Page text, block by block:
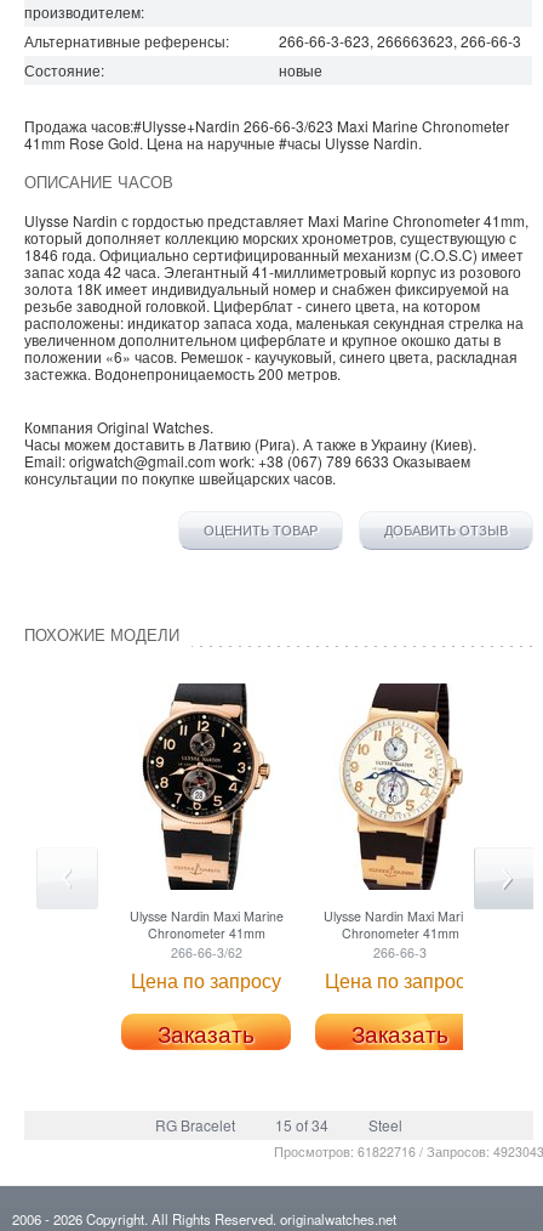
производителем:
Альтернативные референсы:
266-66-3-623, 266663623, 266-66-3
Состояние:
новые
Продажа часов:#Ulysse+Nardin 266-66-3/623 Maxi Marine Chronometer
41mm Rose Gold. Цена на наручные #часы Ulysse Nardin.
ОПИСАНИЕ ЧАСОВ
Ulysse Nardin с гордостью представляет Maxi Marine Chronometer 41mm,
который дополняет коллекцию морских хронометров, существующую с
1846 года. Официально сертифицированный механизм (C.O.S.C) имеет
запас хода 42 часа. Элегантный 41-миллиметровый корпус из розового
золота 18К имеет индивидуальный номер и снабжен фиксируемой на
резьбе заводной головкой. Циферблат - синего цвета, на котором
расположены: индикатор запаса хода, маленькая секундная стрелка на
увеличенном дополнительном циферблате и крупное окошко даты в
положении «6» часов. Ремешок - каучуковый, синего цвета, раскладная
застежка. Водонепроницаемость 200 метров.
Компания Original Watches.
Часы можем доставить в Латвию (Рига). А также вУкраину (Киев).
Email:origwatch@gmail.com work:+38 (067) 789 6633 Оказываем
консультации по покупке швейцарских часов.
ОЦЕНИТЬ ТОВАР ДОБАВИТЬ ОТЗЫВ
ПОХОЖИЕ МОДЕЛИ
Ulysse NardinMaxi Marine
Chronometer 41mm
266-66-3/62
Цена по запросу
Заказать
Ulysse NardinMaxi Marine
Chronometer 41mm
266-66-3
Цена по запросу
Заказать
RG Bracelet 15 of 34 Steel
Просмотров: 61822716 / Запросов:
2006- 2026Copyright. All Rights Reserved. originalwatches.net